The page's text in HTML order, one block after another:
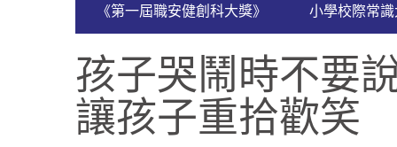
《第一屆職安健創科大獎》 小學校際常
孩子哭鬧時不要
讓孩子重拾歡笑